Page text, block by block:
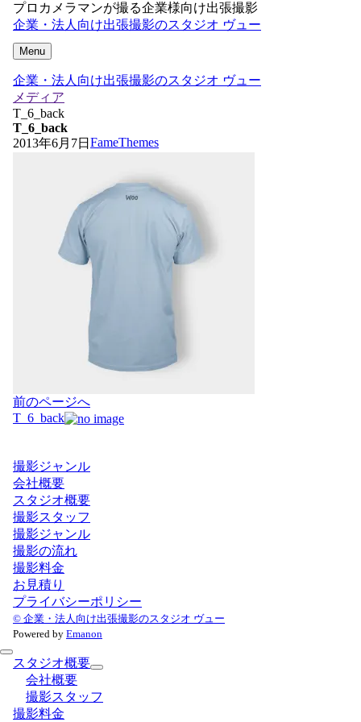
プロカメラマンが撮る企業様向け出張撮影
企業・法人向け出張撮影のスタジオ ヴュー
Menu
企業・法人向け出張撮影のスタジオ ヴュー
メディア
T_6_back
T_6_back
2013年6月7日 FameThemes
投
稿
ゲ
ー
シ
ョ
ン
前のページへ
T_6_back
撮影ジャンル
会社概要
スタジオ概要
撮影スタッフ
撮影ジャンル
撮影の流れ
撮影料金
お見積り
プライバシーポリシー
© 企業・法人向け出張撮影のスタジオ ヴュー
Powered by Emanon
スタジオ概要
会社概要
撮影スタッフ
撮影料金